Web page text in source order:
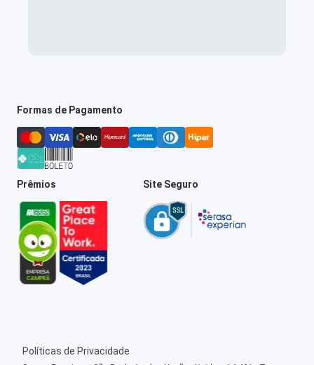
Formas de Pagamento
Prêmios Site Seguro
Políticas de Privacidade